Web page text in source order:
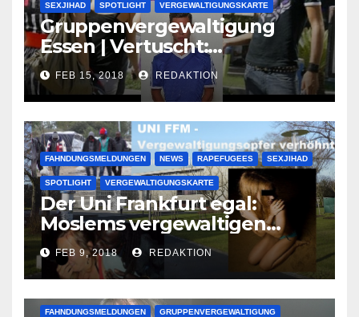
SEXJIHAD SPOTLIGHT VERGEWALTIGUNGSKARTE
Gruppenvergewaltigung
Essen | Vertuscht:
Lauenburger Gang ist ein
großer Muslimclan
FEB 15, 2018 REDAKTION
FAHNDUNGSMELDUNGEN NEWS RAPEFUGEES SEXJIHAD
SPOTLIGHT VERGEWALTIGUNGSKARTE
Der Uni Frankfurt egal:
Moslems vergewaltigen
deutsche Studentinnen auf
Uni-Campus
FEB 9, 2018 REDAKTION
FAHNDUNGSMELDUNGEN GRUPPENVERGEWALTIGUNG